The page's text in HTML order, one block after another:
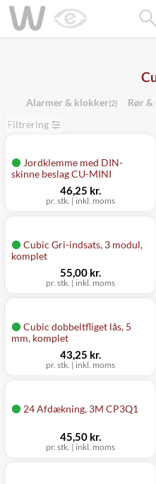
Alarmer & klokker(2) Rør
Filtrering
Jordklemme med DIN-
skinne beslag CU-MINI
pr. stk. | inkl. moms
46,25 kr.
Cubic Gri-indsats, 3 modul,
komplet
pr. stk. | inkl. moms
55,00 kr.
Cubic dobbeltfliget lås, 5
mm, komplet
pr. stk. | inkl. moms
43,25 kr.
24 Afdækning, 3M CP3Q1
pr. stk. | inkl. moms
45,50 kr.
Mangler chatten?
Ret samtykke!